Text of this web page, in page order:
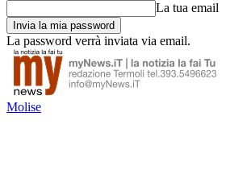
La tua email
La password verrà inviata via email.
Molise